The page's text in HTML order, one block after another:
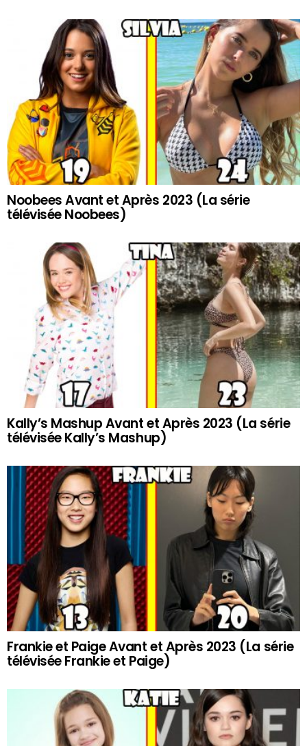
Noobees Avant et Après 2023 (La série
télévisée Noobees)
Kally’s Mashup Avant et Après 2023 (La série
télévisée Kally’s Mashup)
Frankie et Paige Avant et Après 2023 (La série
télévisée Frankie et Paige)